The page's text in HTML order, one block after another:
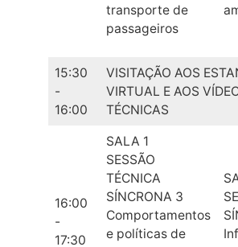
transporte de
passageiros
15:30
-
16:00
VISITAÇÃO AOS
VIRTUAL E AOS
TÉCNICAS
16:00
-
17:30
SALA 1
SESSÃO
TÉCNICA
SÍNCRONA 3
Comportamentos
e políticas de